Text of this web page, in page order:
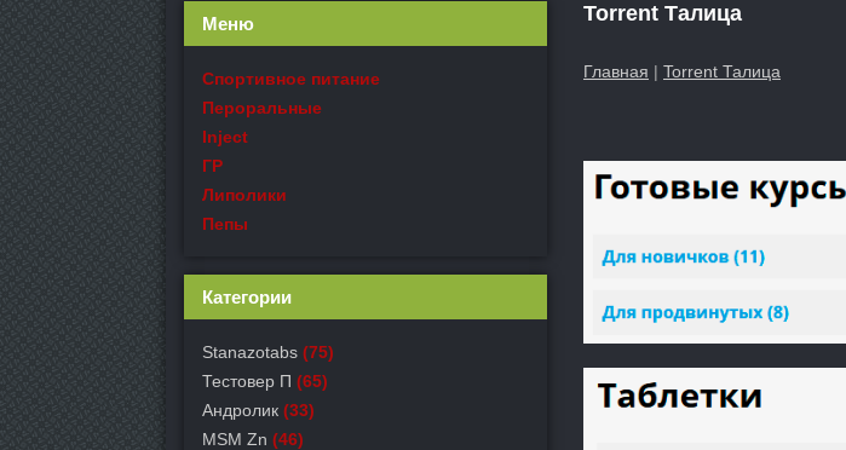
Torrent Талица
Главная | Torrent Талица
Меню
Спортивное питание
Пероральные
Inject
ГР
Липолики
Пепы
Категории
Stanazotabs (75)
Тестовер П (65)
Андролик (33)
MSM Zn (46)